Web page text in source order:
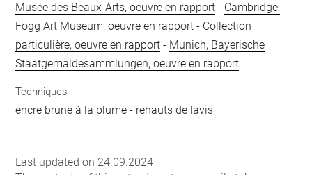
Musée des Beaux-Arts, oeuvre en rapport - Cambridge,
Fogg Art Museum, oeuvre en rapport - Collection
particulière, oeuvre en rapport - Munich, Bayerische
Staatgemäldesammlungen, oeuvre en rapport
Techniques
encre brune à la plume - rehauts de lavis
Last updated on 24.09.2024